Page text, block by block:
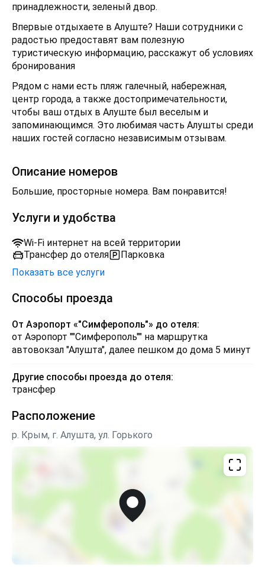
принадлежности, зеленый двор.
Впервые отдыхаете в Алуште? Наши сотрудники с
радостью предоставят вам полезную
туристическую информацию, расскажут об условиях
бронирования
Рядом с нами есть пляж галечный, набережная,
центр города, а также достопримечательности,
чтобы ваш отдых в Алуште был веселым и
запоминающимся. Это любимая часть Алушты среди
наших гостей согласно независимым отзывам.
Описание номеров
Большие, просторные номера. Вам понравится!
Услуги и удобства
Wi-Fi интернет на всей территории
Трансфер до отеля
Парковка
Показать все услуги
Способы проезда
От Аэропорт «"Симферополь"» до отеля:
от Аэропорт ""Симферополь"" на маршрутка
автовокзал "Алушта", далее пешком до дома 5 минут
Другие способы проезда до отеля:
трансфер
Расположение
р. Крым, г. Алушта, ул. Горького